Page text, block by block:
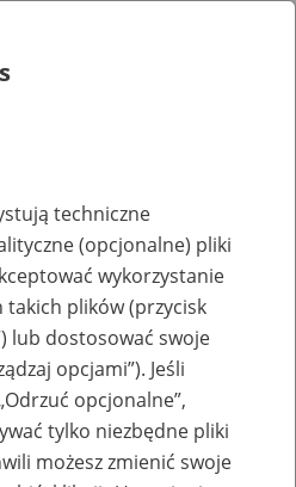
poza lekarzami orzeczenia mogą
techniczne
(opcjonalne) pliki
wykorzystanie
takich plików (przycisk
lub dostosować swoje
opcjami”). Jeśli
opcjonalne”,
tylko niezbędne pliki
możesz zmienić swoje